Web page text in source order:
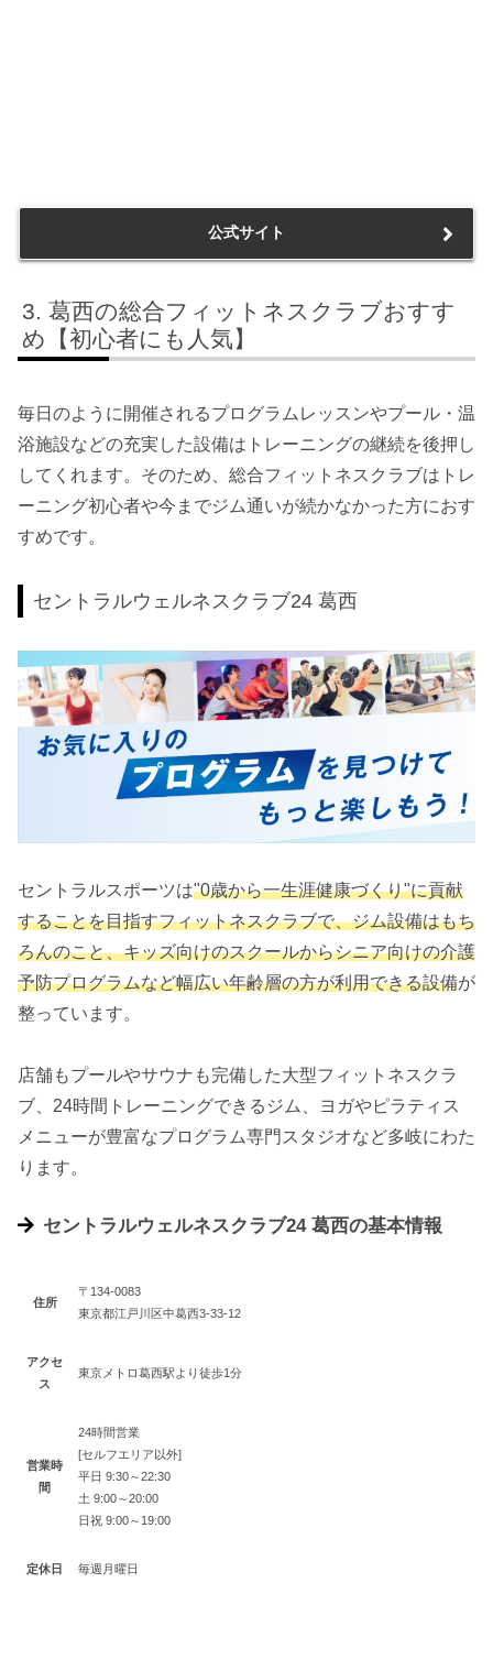
公式サイト
葛西の総合フィットネスクラブおすす
め【初心者にも人気】
毎日のように開催されるプログラムレッスンやプール・温
浴施設などの充実した設備はトレーニングの継続を後押し
してくれます。そのため、総合フィットネスクラブはトレ
ーニング初心者や今までジム通いが続かなかった方におす
すめです。
セントラルウェルネスクラブ24 葛西
セントラルスポーツは"0歳から一生涯健康づくり"に貢献
することを目指すフィットネスクラブで、ジム設備はもち
ろんのこと、キッズ向けのスクールからシニア向けの介護
予防プログラムなど幅広い年齢層の方が利用できる設備が
整っています。
店舗もプールやサウナも完備した大型フィットネスクラ
ブ、24時間トレーニングできるジム、ヨガやピラティス
メニューが豊富なプログラム専門スタジオなど多岐にわた
ります。
セントラルウェルネスクラブ24 葛西の基本情報
住所
〒134-0083
東京都江戸川区中葛西3-33-12
アクセ
ス
東京メトロ葛西駅より徒歩1分
営業時
間
24時間営業
[セルフエリア以外]
平日 9:30～22:30
土 9:00～20:00
日祝 9:00～19:00
定休日 毎週月曜日